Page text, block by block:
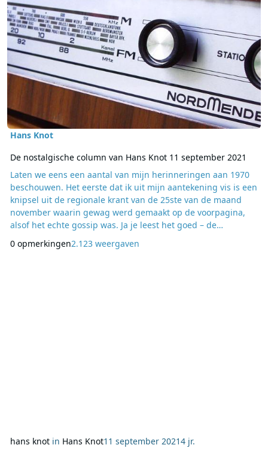
Hans Knot
De nostalgische column van Hans Knot 11 september 2021
Laten we eens een aantal van mijn herinneringen aan 1970
beschouwen. Het eerste dat ik uit mijn aantekening vis is een
knipsel uit de regionale krant van de 25ste van de maand
november waarin gewag werd gemaakt op de voorpagina,
alsof het echte gossip was. Ja je leest het goed – de
een vakantie en was afgereisd naar het eiland Nassau,
0 opmerkingen2.123 weergaven
hans knotin Hans Knot11 september 20214 jr.